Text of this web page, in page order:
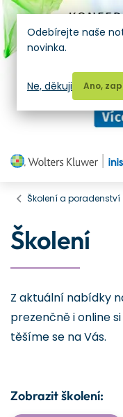
Školení a poradenství
Školení
Z aktuální nabídky
prezenčně i online
těšíme se na Vás.
Zobrazit školení:
Odebírejte naše
novinka.
Ano,
Ne, děkuji